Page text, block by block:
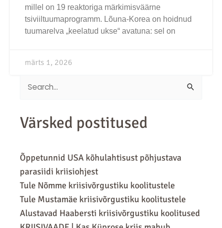
millel on 19 reaktoriga märkimisväärne
tsiviiltuumaprogramm. Lõuna-Korea on hoidnud
tuumarelva „keelatud ukse“ avatuna: sel on
märts 1, 2026
Search
Värsked postitused
Õppetunnid USA kõhulahtisust põhjustava
parasiidi kriisiohjest
Tule Nõmme kriisivõrgustiku koolitustele
Tule Mustamäe kriisivõrgustiku koolitustele
Alustavad Haabersti kriisivõrgustiku koolitused